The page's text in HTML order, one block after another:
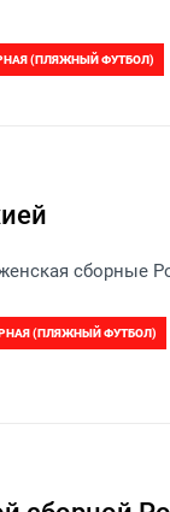
(ПЛЯЖНЫЙ ФУТБОЛ)
сборные
(ПЛЯЖНЫЙ ФУТБОЛ)